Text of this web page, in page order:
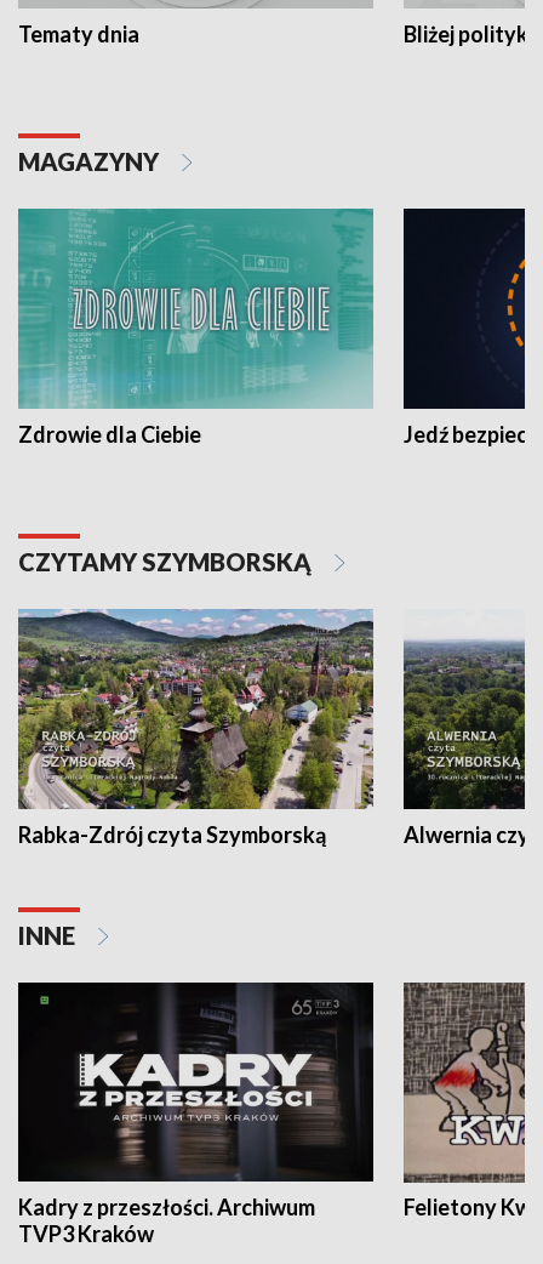
Tematy dnia Bliżej polityki
MAGAZYNY
Zdrowie dla Ciebie Jedź
CZYTAMY SZYMBORSKĄ
Rabka-Zdrój czyta Szymborską Alwernia
INNE
Kadry z przeszłości. Archiwum
TVP3 Kraków
Felietony